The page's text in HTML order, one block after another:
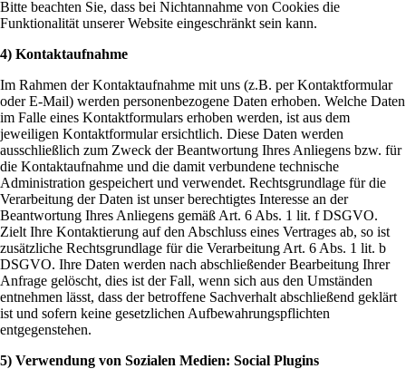
Bitte beachten Sie, dass bei Nichtannahme von Cookies die
Funktionalität unserer Website eingeschränkt sein kann.
4) Kontaktaufnahme
Im Rahmen der Kontaktaufnahme mit uns (z.B. per Kontaktformular
oder E-Mail) werden personenbezogene Daten erhoben. Welche Daten
im Falle eines Kontaktformulars erhoben werden, ist aus dem
jeweiligen Kontaktformular ersichtlich. Diese Daten werden
ausschließlich zum Zweck der Beantwortung Ihres Anliegens bzw. für
die Kontaktaufnahme und die damit verbundene technische
Administration gespeichert und verwendet. Rechtsgrundlage für die
Verarbeitung der Daten ist unser berechtigtes Interesse an der
Beantwortung Ihres Anliegens gemäß Art. 6 Abs. 1 lit. f DSGVO.
Zielt Ihre Kontaktierung auf den Abschluss eines Vertrages ab, so ist
zusätzliche Rechtsgrundlage für die Verarbeitung Art. 6 Abs. 1 lit. b
DSGVO. Ihre Daten werden nach abschließender Bearbeitung Ihrer
Anfrage gelöscht, dies ist der Fall, wenn sich aus den Umständen
entnehmen lässt, dass der betroffene Sachverhalt abschließend geklärt
ist und sofern keine gesetzlichen Aufbewahrungspflichten
entgegenstehen.
5) Verwendung von Sozialen Medien: Social Plugins